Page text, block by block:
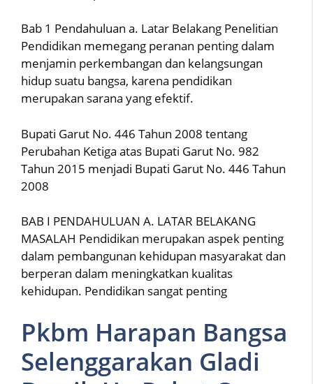
Bab 1 Pendahuluan a. Latar Belakang Penelitian
Pendidikan memegang peranan penting dalam
menjamin perkembangan dan kelangsungan
hidup suatu bangsa, karena pendidikan
merupakan sarana yang efektif.
Bupati Garut No. 446 Tahun 2008 tentang
Perubahan Ketiga atas Bupati Garut No. 982
Tahun 2015 menjadi Bupati Garut No. 446 Tahun
2008
BAB I PENDAHULUAN A. LATAR BELAKANG
MASALAH Pendidikan merupakan aspek penting
dalam pembangunan kehidupan masyarakat dan
berperan dalam meningkatkan kualitas
kehidupan. Pendidikan sangat penting
Pkbm Harapan Bangsa
Selenggarakan Gladi